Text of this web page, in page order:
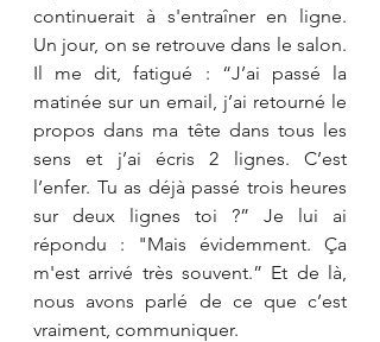
continuerait à s'entraîner en ligne.
Un jour, on se retrouve dans le salon.
Il me dit, fatigué : “J’ai passé la
matinée sur un email, j’ai retourné le
propos dans ma tête dans tous les
sens et j’ai écris 2 lignes. C’est
l’enfer. Tu as déjà passé trois heures
sur deux lignes toi ?” Je lui ai
répondu : "Mais évidemment. Ça
m'est arrivé très souvent.” Et de là,
nous avons parlé de ce que c’est
vraiment, communiquer.